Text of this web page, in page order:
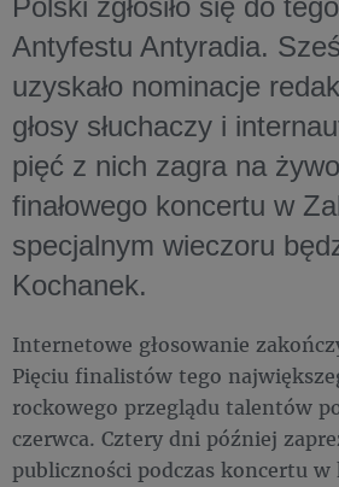
Polski zgłosiło się do
Antyfestu Antyradia.
uzyskało nominacje
głosy słuchaczy i
pięć z nich zagra na
finałowego koncertu w
specjalnym wieczoru
Kochanek.
Internetowe głosowanie
Pięciu finalistów tego
rockowego przeglądu talentów
czerwca. Cztery dni później
publiczności podczas koncertu